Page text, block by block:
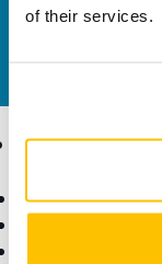
of their services.
¿Necesitas
Productos
Máquinas